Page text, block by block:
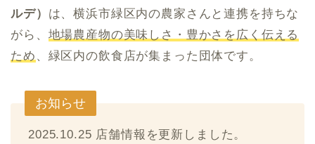
ルデ） は、横浜市緑区内の農家さんと連携を持ちな
がら、 地場農産物の美味しさ・豊かさを広く伝える
ため 、緑区内の飲食店が集まった団体です。
お知らせ
2025.10.25 店舗情報を更新しました。